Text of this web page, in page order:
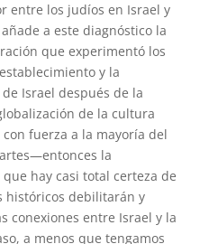
entre los judíos en Israel y
a este diagnóstico la
que experimentó los
y la
Israel después de la
de la cultura
fuerza a la mayoría del
la
hay casi total certeza de
históricos debilitarán y
conexiones entre Israel y la
a menos que tengamos